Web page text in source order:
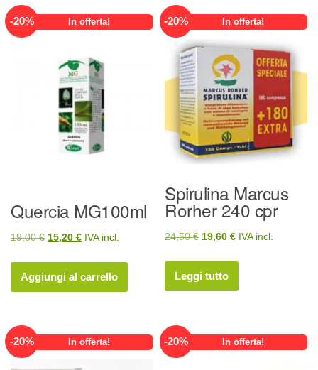
-20% In offerta!
Quercia MG100ml
19,00€ Il
originale
era:
15,20 €Il
attuale
è:
IVA incl.
Aggiungi al carrello
-20% In offerta!
Spirulina Marcus
Rorher 240 cpr
24,50€ Il
originale
era:
19,60€Il
è:
IVA incl.
Leggi tutto
-20% In offerta! -20% In offerta!